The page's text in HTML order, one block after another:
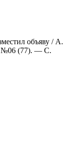
объяву / А.
№06 (77). — С.